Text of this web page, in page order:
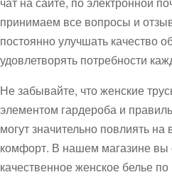
принимаем все вопросы и
постоянно улучшать качество
удовлетворять потребности
Не забывайте, что женские
элементом гардероба и
могут значительно повлиять
комфорт. В нашем магазине вы
качественное женское белье